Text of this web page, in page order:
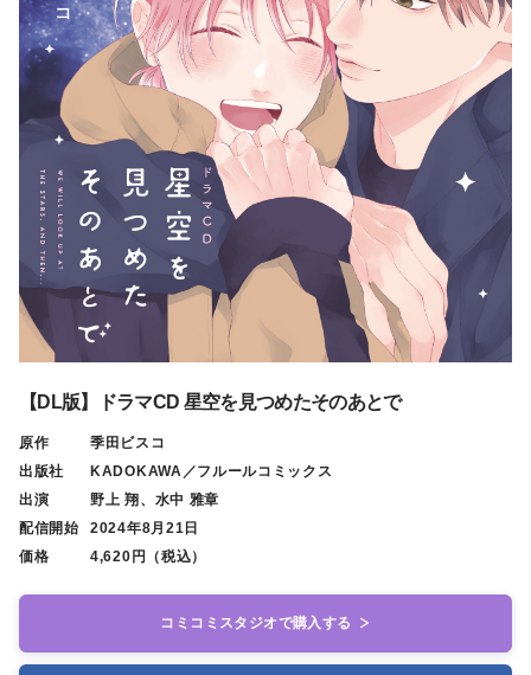
【DL版】ドラマCD 星空を見つめたそのあとで
原作
季田ビスコ
出版社
KADOKAWA／フルールコミックス
出演
野上 翔、水中 雅章
配信開始
2024年8月21日
価格
4,620円（税込）
コミコミスタジオで購入する